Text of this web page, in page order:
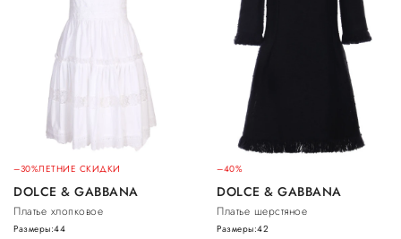
–30%ЛЕТНИЕ СКИДКИ
DOLCE & GABBANA
Платье хлопковое
Размеры:44
–40%
DOLCE & GABBANA
Платье шерстяное
Размеры:42